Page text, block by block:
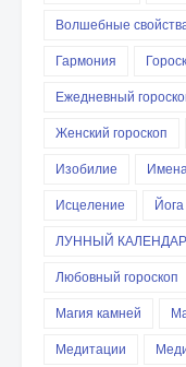
Волшебные
Гармония
Ежедневный
Женский гороскоп
Изобилие
Исцеление
Йога
ЛУННЫЙ
Любовный гороскоп
Магия камней
Медитации